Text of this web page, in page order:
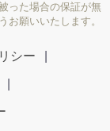
った場合の保証が無
お願いいたします。
シー